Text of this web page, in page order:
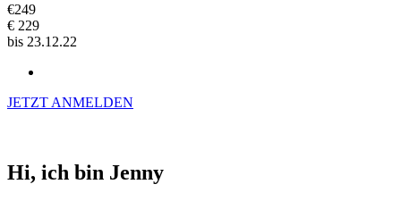
€249
€ 229
bis 23.12.22
JETZT ANMELDEN
Hi, ich bin Jenny